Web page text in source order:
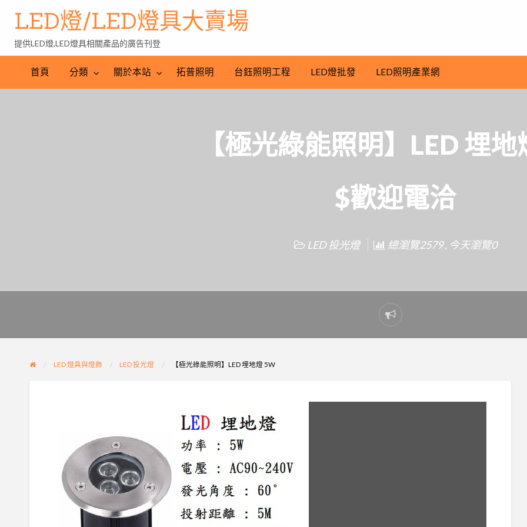
LED
批
LED
照
產
LED燈/LED燈具大賣場
提供LED燈,LED燈具相關產品的廣告刊登
首頁 分類 關於本站 拓普照明 台鈺照明工程 LED燈批發 LED照明產業網
【極光綠能照明】LED 埋
$歡迎電洽
LED 投光燈 總瀏覽2579 , 今天瀏覽0
Report
problem
LED 燈具與燈飾 LED 投光燈 【極光綠能照明】LED 埋地燈 5W